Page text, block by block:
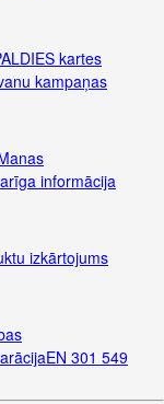
kartes
kampaņas
informācija
izkārtojums
EN 301 549